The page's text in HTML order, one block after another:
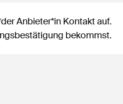
Anbieter*in Kontakt auf.
bekommst.